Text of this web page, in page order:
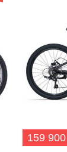
159 900